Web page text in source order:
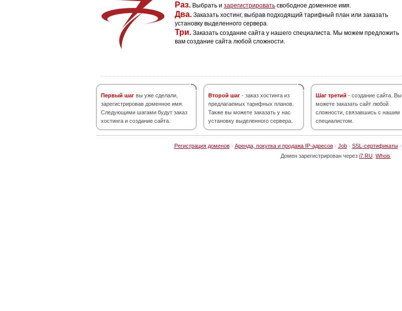
Раз. Выбрать и зарегистрировать свободное доменное имя.
Два. Заказать хостинг, выбрав подходящий тарифный план или заказать
установку выделенного сервера.
Три. Заказать создание сайта у нашего специалиста. Мы можем предложить
вам создание сайта любой сложности.
Первый шаг вы уже сделали,
зарегистрировав доменное имя.
Следующими шагами будут заказ
хостинга и создание сайта.
Второй шаг - заказ хостинга из
предлагаемых тарифных планов.
Также вы можете заказать у нас
установку выделенного сервера.
Шаг третий - создание сайта. Вы
можете заказать сайт любой
сложности, связавшись с нашим
специалистом.
Регистрация доменов· Аренда, покупка и продажа IP-адресов· Job· SSL-сертификаты·
Домен зарегистрирован через i7.RU Whois